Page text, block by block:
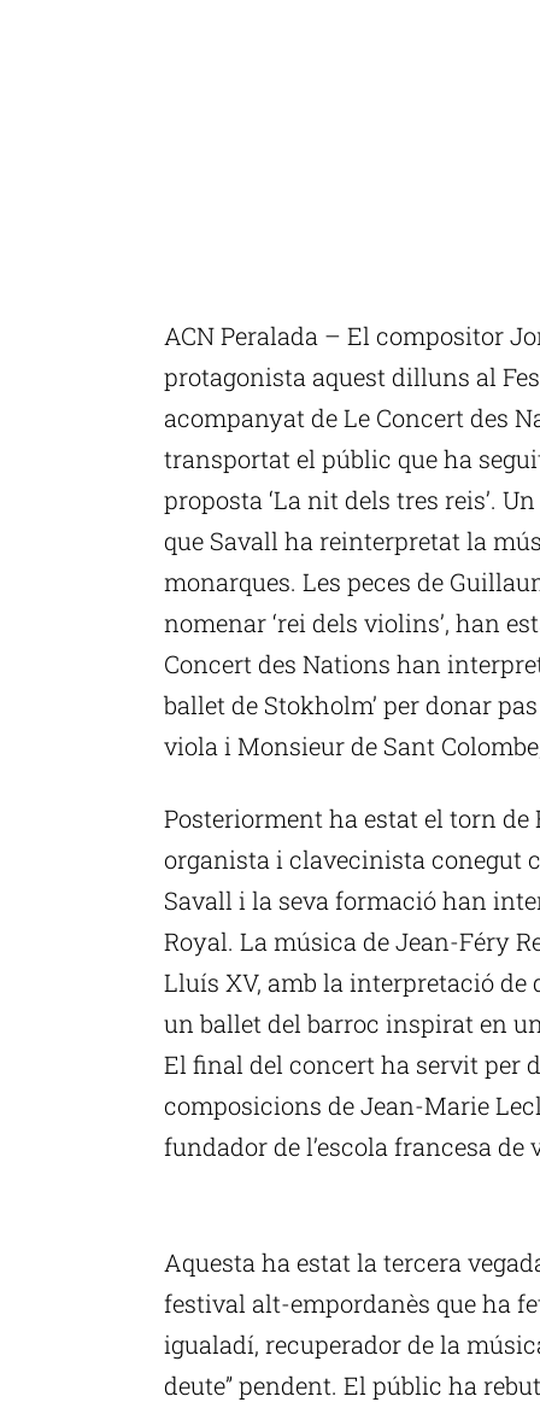
ACN Peralada – El compositor
protagonista aquest dilluns al
acompanyat de Le Concert des
transportat el públic que ha
proposta ‘La nit dels tres reis’.
que Savall ha reinterpretat la
monarques. Les peces de
nomenar ‘rei dels violins’, han
Concert des Nations han
ballet de Stokholm’ per donar
viola i Monsieur de Sant
Posteriorment ha estat el torn
organista i clavecinista conegut
Savall i la seva formació han
Royal. La música de Jean-Féry
Lluís XV, amb la interpretació de
un ballet del barroc inspirat en
El final del concert ha servit per
composicions de Jean-Marie
fundador de l’escola francesa de
Aquesta ha estat la tercera
festival alt-empordanès que ha
igualadí, recuperador de la
deute” pendent. El públic ha